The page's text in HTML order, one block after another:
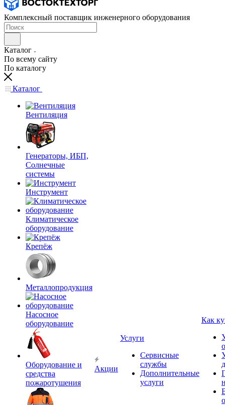
Комплексный поставщик инженерного оборудования
Каталог
По всему сайту
По каталогу
Каталог
Вентиляция
Генераторы, ИБП,
Солнечные
системы
Инструмент
Климатическое
оборудование
Крепёж
Металлопродукция
Насосное
оборудование
Оборудование и
средства
пожаротушения
Акции
Услуги
Сервисные
службы
Дополнительные
услуги
Как